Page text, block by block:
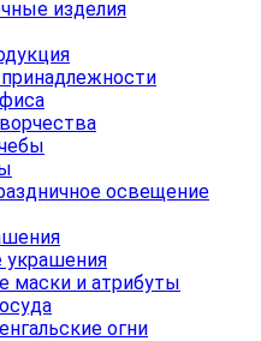
изделия
освещение
украшения
маски и атрибуты
огни